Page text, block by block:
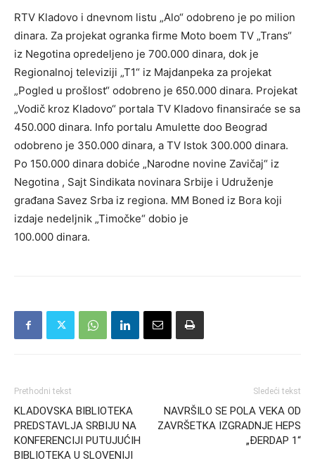
RTV Kladovo i dnevnom listu „Alo“ odobreno je po milion
dinara. Za projekat ogranka firme Moto boem TV „Trans“
iz Negotina opredeljeno je 700.000 dinara, dok je
Regionalnoj televiziji „T1“ iz Majdanpeka za projekat
„Pogled u prošlost“ odobreno je 650.000 dinara. Projekat
„Vodič kroz Kladovo“ portala TV Kladovo finansiraće se sa
450.000 dinara. Info portalu Amulette doo Beograd
odobreno je 350.000 dinara, a TV Istok 300.000 dinara.
Po 150.000 dinara dobiće „Narodne novine Zavičaj“ iz
Negotina , Sajt Sindikata novinara Srbije i Udruženje
građana Savez Srba iz regiona. MM Boned iz Bora koji
izdaje nedeljnik „Timočke“ dobio je
100.000 dinara.
Prethodni tekst
KLADOVSKA BIBLIOTEKA
PREDSTAVLJA SRBIJU NA
KONFERENCIJI PUTUJUĆIH
BIBLIOTEKA U SLOVENIJI
Sledeći tekst
NAVRŠILO SE POLA VEKA OD
ZAVRŠETKA IZGRADNJE HEPS
„ĐERDAP 1“